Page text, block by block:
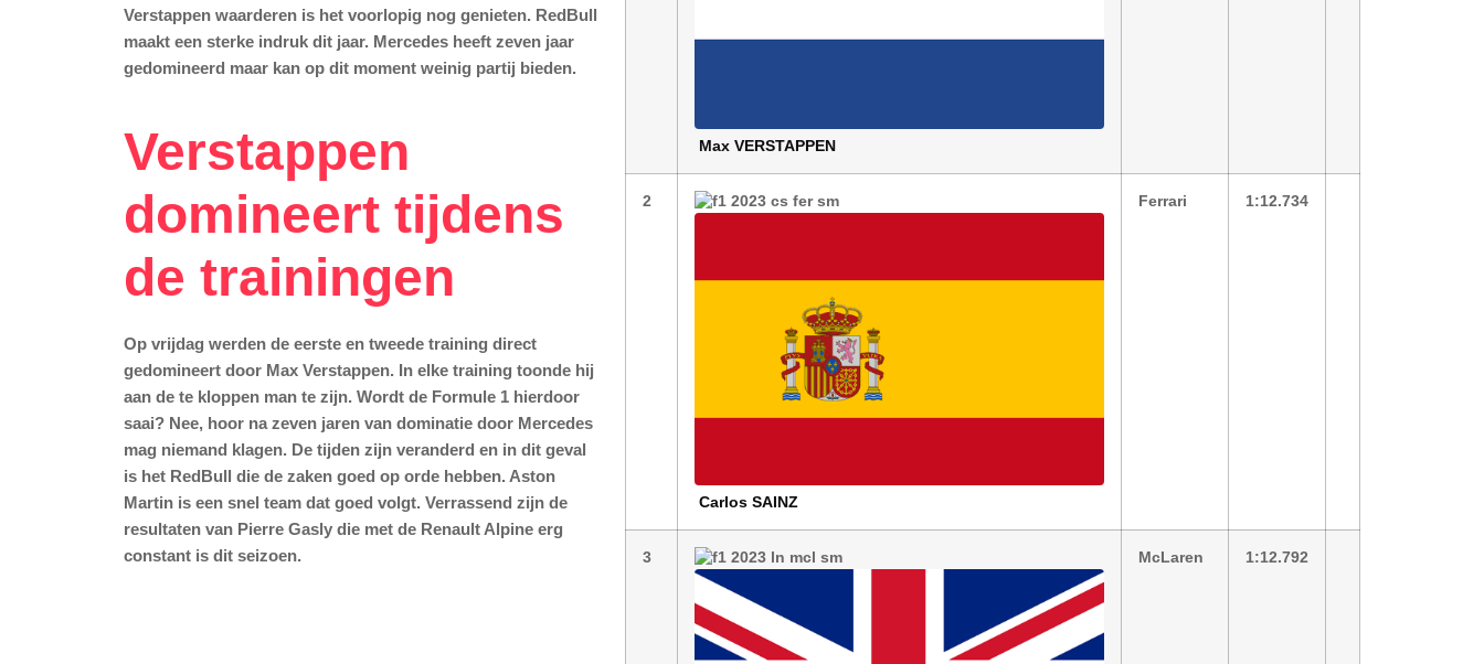
Verstappen waarderen is het voorlopig nog genieten. RedBull
maakt een sterke indruk dit jaar. Mercedes heeft zeven jaar
gedomineerd maar kan op dit moment weinig partij bieden.
Verstappen
domineert tijdens
de trainingen
Op vrijdag werden de eerste en tweede training direct
gedomineert door Max Verstappen. In elke training toonde hij
aan de te kloppen man te zijn. Wordt de Formule 1 hierdoor
saai? Nee, hoor na zeven jaren van dominatie door Mercedes
mag niemand klagen. De tijden zijn veranderd en in dit geval
is het RedBull die de zaken goed op orde hebben. Aston
Martin is een snel team dat goed volgt. Verrassend zijn de
resultaten van Pierre Gasly die met de Renault Alpine erg
constant is dit seizoen.
Max VERSTAPPEN
2
Carlos SAINZ
Ferrari 1:12.734
3 McLaren 1:12.792